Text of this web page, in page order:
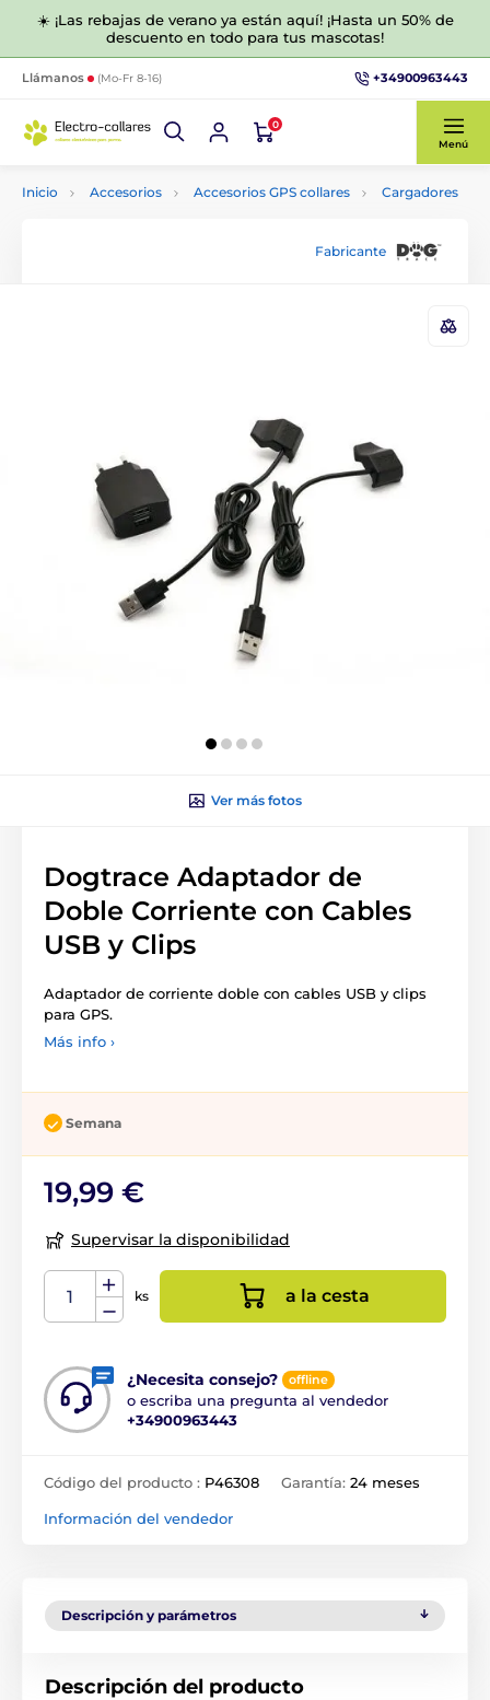
☀️ ¡Las rebajas de verano ya están aquí! ¡Hasta un 50% de
descuento en todo para tus mascotas!
Llámanos (Mo-Fr 8-16) +34900963443
0
Menú
Inicio Accesorios Accesorios GPS collares Cargadores
Fabricante
Ver más fotos
Dogtrace Adaptador de
Doble Corriente con Cables
USB y Clips
Adaptador de corriente doble con cables USB y clips
para GPS.
Más info ›
Semana
19,99 €
Supervisar la disponibilidad
ks a la cesta
¿Necesita consejo? offline
o escriba una pregunta al vendedor
+34900963443
Código del producto : P46308 Garantía: 24 meses
Información del vendedor
Descripción y parámetros
Descripción del producto